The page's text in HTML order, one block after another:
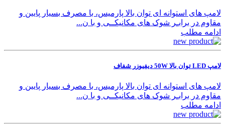
لامپ های استوانه ای توان بالا پارمیس، با مصرف بسیار پایین و
مقاوم در برابـر شوک های مکانیکــی و با ن...
ادامه مطلب
لامپ LED توان بالا 50W دیفیوزر شفاف
لامپ های استوانه ای توان بالا پارمیس، با مصرف بسیار پایین و
مقاوم در برابـر شوک های مکانیکــی و با ن...
ادامه مطلب